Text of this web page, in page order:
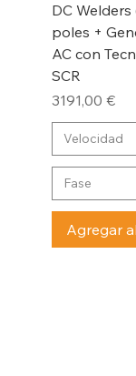
DC
poles +
AC con
SCR
Precio
3191,00 €
Agregar